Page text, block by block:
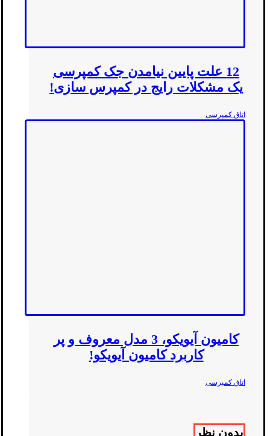
12 علت پایین نیامدن جک کمپرسی
یک مشکلات رایج در کمپرس سازی!
اتاق کمپرسی
کامیون آیویکو، 3 مدل معروف و پر
کاربرد کامیون آیویکو!
اتاق کمپرسی
بدون نظر